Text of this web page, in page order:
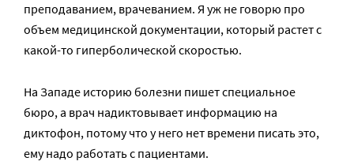
преподаванием, врачеванием. Я уж не говорю про
объем медицинской документации, который растет с
какой-то гиперболической скоростью.
На Западе историю болезни пишет специальное
бюро, а врач надиктовывает информацию на
диктофон, потому что у него нет времени писать это,
ему надо работать с пациентами.